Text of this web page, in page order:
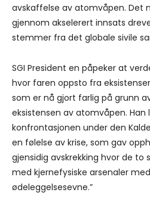
avskaffelse av atomvåpen. Det
gjennom akselerert innsats
stemmer fra det globale sivile
SGI President en påpeker at
hvor faren oppsto fra
som er nå gjort farlig på grunn
eksistensen av atomvåpen. Han
konfrontasjonen under den
en følelse av krise, som gav
gjensidig avskrekking hvor de to
med kjernefysiske arsenaler
ødeleggelsesevne.”